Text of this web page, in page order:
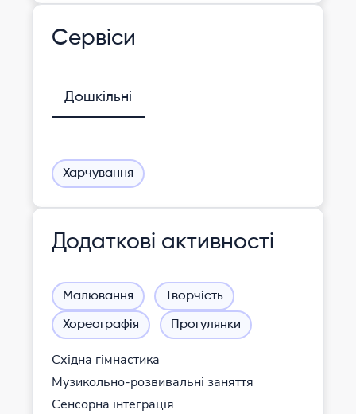
Сервіси
Дошкільні
Харчування
Додаткові активності
Малювання Творчість
Хореографія Прогулянки
Східна гімнастика
Музикольно-розвивальні заняття
Сенсорна інтеграція